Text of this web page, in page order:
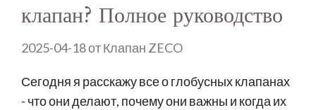
клапан? Полное руководство
2025-04-18отКлапан ZECO
Сегодня я расскажу все о глобусных клапанах
- что они делают, почему они важны и когда их